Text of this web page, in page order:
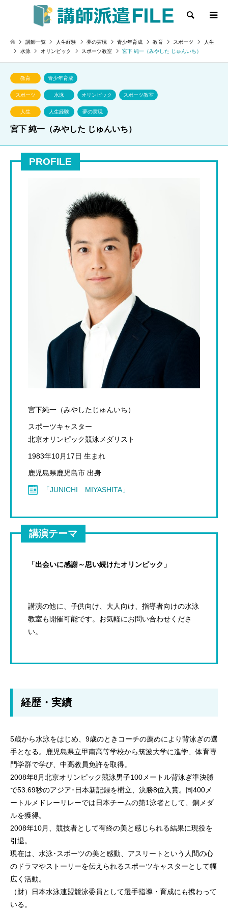
検索
講師一覧 人生経験 夢の実現 青少年育成 教育 スポーツ
人生
水泳
オリンピック スポーツ教室 宮下 純一（みやした じゅんいち）
教育 青少年育成
スポーツ 水泳 オリンピック スポーツ教室
人生 人生経験 夢の実現
宮下 純一（みやした じゅんいち）
PROFILE
宮下純一（みやしたじゅんいち）
スポーツキャスター
北京オリンピック競泳メダリスト
1983年10月17日 生まれ
鹿児島県鹿児島市 出身
「JUNICHI MIYASHITA」
講演テーマ
「出会いに感謝～思い続けたオリンピック」
講演の他に、子供向け、大人向け、指導者向けの水泳
教室も開催可能です。お気軽にお問い合わせくださ
い。
経歴・実績
5歳から水泳をはじめ、9歳のときコーチの薦めにより背泳ぎの選
手となる。鹿児島県立甲南高等学校から筑波大学に進学、体育専
門学群で学び、中高教員免許を取得。
2008年8月北京オリンピック競泳男子100メートル背泳ぎ準決勝
で53.69秒のアジア･日本新記録を樹立、決勝8位入賞。同400メ
ートルメドレーリレーでは日本チームの第1泳者として、銅メダ
ルを獲得。
2008年10月、競技者として有終の美と感じられる結果に現役を
引退。
現在は、水泳･スポーツの美と感動、アスリートという人間の心
のドラマやストーリーを伝えられるスポーツキャスターとして幅
広く活動。
（財）日本水泳連盟競泳委員として選手指導・育成にも携わって
いる。